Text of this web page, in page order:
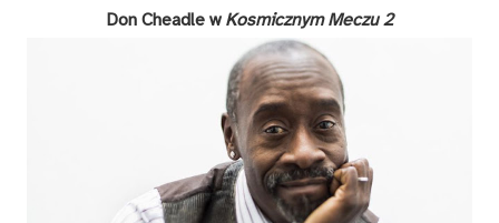
Don Cheadle w Kosmicznym Meczu 2